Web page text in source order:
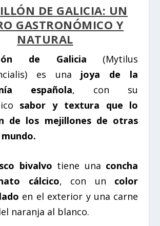
DE GALICIA: UN
GASTRONÓMICO Y
NATURAL
de Galicia (Mytilus
) es una joya de la
española, con su
sabor y textura que lo
de los mejillones de otras
bivalvo tiene una concha
cálcico, con un color
en el exterior y una carne
naranja al blanco.